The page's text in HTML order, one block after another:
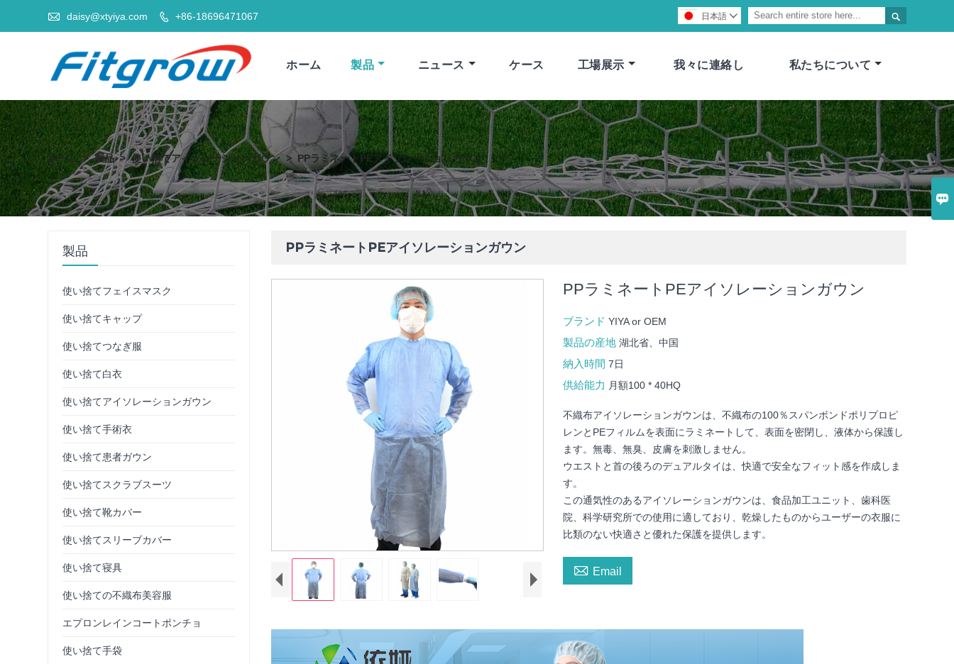

 daisy@xtyiya.com  +86-18696471067 
日本語 
ホーム 製品 ニュース ケース 工場展示 我々に連絡し 私たちについて
ホーム > 製品 > 使い捨てアイソレーションガウン > PPラミネートPEアイソレーションガウン
PPラミネートPEアイソレーションガウン
PPラミネートPEアイソレーションガウン
ブランドYIYA or OEM
製品の産地湖北省、中国
納入時間7日
供給能力 月額100 * 40HQ
不織布アイソレーションガウンは、不織布の100％スパンボンドポリプロピ
レンとPEフィルムを表面にラミネートして、表面を密閉し、液体から保護し
ます。無毒、無臭、皮膚を刺激しません。
ウエストと首の後ろのデュアルタイは、快適で安全なフィット感を作成しま
す。
この通気性のあるアイソレーションガウンは、食品加工ユニット、歯科医
院、科学研究所での使用に適しており、乾燥したものからユーザーの衣服に
比類のない快適さと優れた保護を提供します。
 Email
製品
使い捨てフェイスマスク
使い捨てキャップ
使い捨てつなぎ服
使い捨て白衣
使い捨てアイソレーションガウン
使い捨て手術衣
使い捨て患者ガウン
使い捨てスクラブスーツ
使い捨て靴カバー
使い捨てスリーブカバー
使い捨て寝具
使い捨ての不織布美容服
エプロンレインコートポンチョ
使い捨て手袋